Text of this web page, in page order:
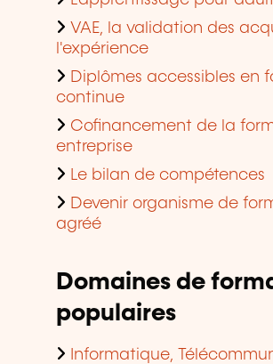
VAE, la validation des
l'expérience
Diplômes accessibles en
continue
Cofinancement de la
entreprise
Le bilan de compétences
Devenir organisme de
agréé
Domaines de
populaires
Informatique,